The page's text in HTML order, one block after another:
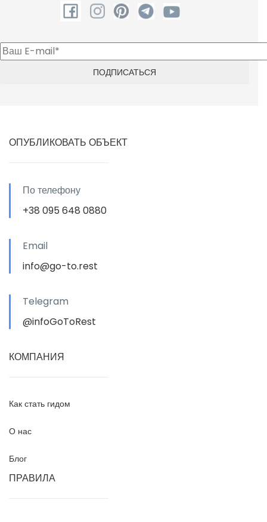
ОПУБЛИКОВАТЬ ОБЪЕКТ
По телефону
+38 095 648 0880
Email
info@go-to.rest
Telegram
@infoGoToRest
КОМПАНИЯ
Как стать гидом
О нас
Блог
ПРАВИЛА